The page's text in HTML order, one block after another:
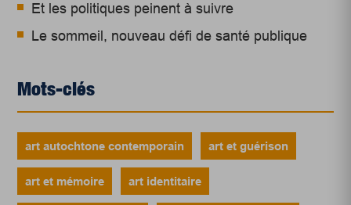
Et les politiques peinent à suivre
Le sommeil, nouveau défi de santé publique
Mots-clés
art autochtone contemporain art et guérison
art et mémoire art identitaire